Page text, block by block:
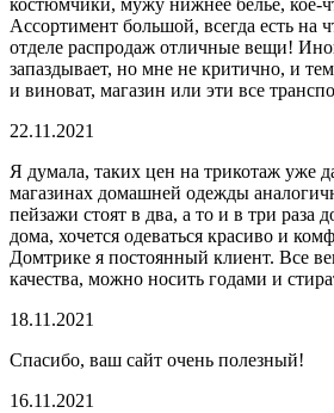
Ассортимент большой, всегда есть на
отделе распродаж отличные вещи!
запаздывает, но мне не критично, и
и виноват, магазин или эти все
22.11.2021
Я думала, таких цен на трикотаж уже
магазинах домашней одежды
пейзажи стоят в два, а то и в три раза
дома, хочется одеваться красиво и
Домтрике я постоянный клиент. Все
качества, можно носить годами и
18.11.2021
Спасибо, ваш сайт очень полезный!
16.11.2021